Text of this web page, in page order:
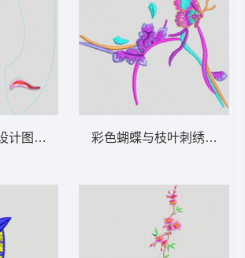
计图 领 彩色蝴蝶与枝叶刺绣图案